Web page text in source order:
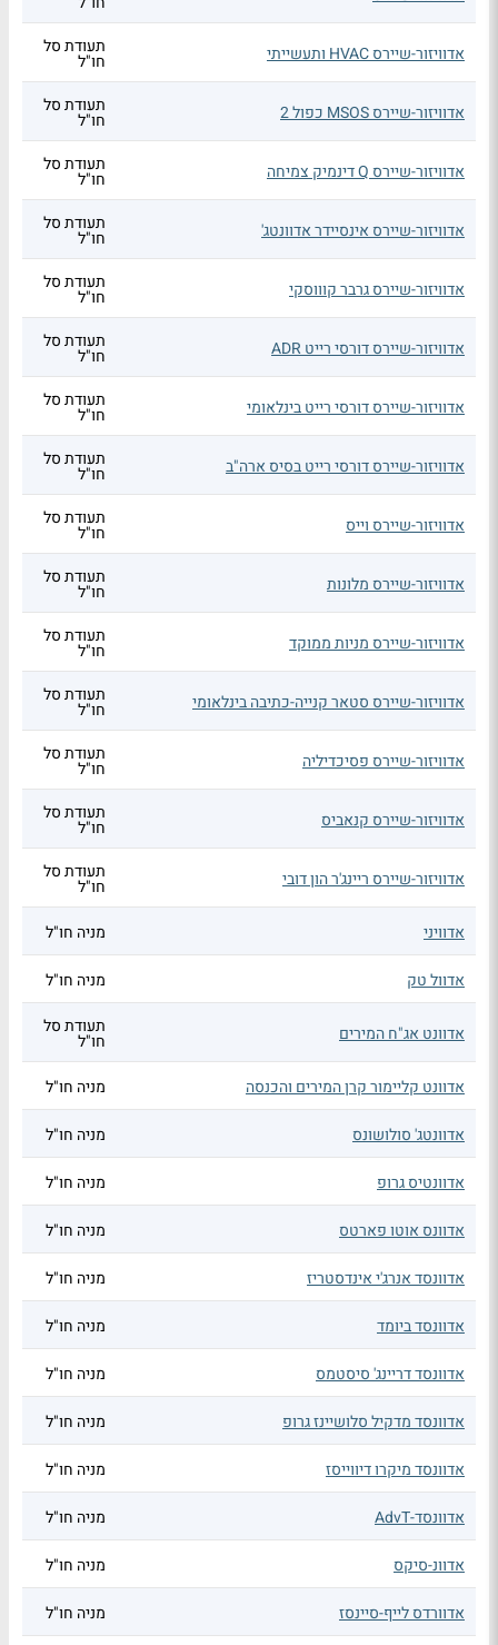
אדוויזור-שיירס HVAC ותעשייתי תעודת סל
חו"ל
אדוויזור-שיירס MSOS כפול 2 תעודת סל
חו"ל
אדוויזור-שיירס Q דינמיק צמיחה תעודת סל
חו"ל
אדוויזור-שיירס אינסיידר אדוונטג' תעודת סל
חו"ל
אדוויזור-שיירס גרבר קוווסקי תעודת סל
חו"ל
אדוויזור-שיירס דורסי רייט ADR תעודת סל
חו"ל
אדוויזור-שיירס דורסי רייט בינלאומי תעודת סל
חו"ל
אדוויזור-שיירס דורסי רייט בסיס ארה"ב תעודת סל
חו"ל
אדוויזור-שיירס וייס תעודת סל
חו"ל
אדוויזור-שיירס מלונות תעודת סל
חו"ל
אדוויזור-שיירס מניות ממוקד תעודת סל
חו"ל
אדוויזור-שיירס סטאר קנייה-כתיבה בינלאומי תעודת סל
חו"ל
אדוויזור-שיירס פסיכדיליה תעודת סל
חו"ל
אדוויזור-שיירס קנאביס תעודת סל
חו"ל
אדוויזור-שיירס ריינג'ר הון דובי תעודת סל
חו"ל
אדוויני
מניה חו"ל
אדוול טק מניה חו"ל
אדוונט אג"ח המירים תעודת סל
חו"ל
אדוונט קליימור קרן המירים והכנסה
מניה חו"ל
אדוונטג' סולושונס מניה חו"ל
אדוונטיס גרופ מניה חו"ל
אדוונס אוטו פארטס מניה חו"ל
אדוונסד אנרג'י אינדסטריז מניה חו"ל
אדוונסד ביומד מניה חו"ל
אדוונסד דריינג' סיסטמס מניה חו"ל
אדוונסד מדקיל סלושיינז גרופ מניה חו"ל
אדוונסד מיקרו דיווייסז מניה חו"ל
אדוונסד-AdvT מניה חו"ל
אדוונ-סיקס מניה חו"ל
אדוורדס לייף-סיינסז מניה חו"ל